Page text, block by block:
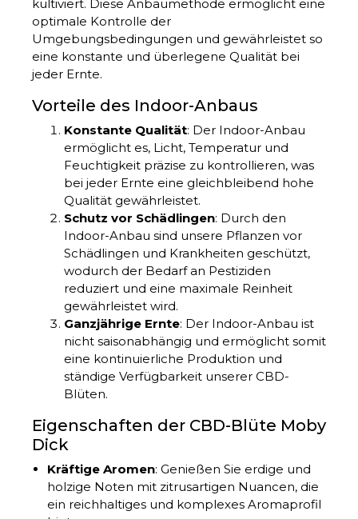
kultiviert. Diese Anbaumethode ermöglicht eine
optimale Kontrolle der
Umgebungsbedingungen und gewährleistet so
eine konstante und überlegene Qualität bei
jeder Ernte.
Vorteile des Indoor-Anbaus
Konstante Qualität: Der Indoor-Anbau
ermöglicht es, Licht, Temperatur und
Feuchtigkeit präzise zu kontrollieren, was
bei jeder Ernte eine gleichbleibend hohe
Qualität gewährleistet.
Schutz vor Schädlingen: Durch den
Indoor-Anbau sind unsere Pflanzen vor
Schädlingen und Krankheiten geschützt,
wodurch der Bedarf an Pestiziden
reduziert und eine maximale Reinheit
gewährleistet wird.
Ganzjährige Ernte: Der Indoor-Anbau ist
nicht saisonabhängig und ermöglicht somit
eine kontinuierliche Produktion und
ständige Verfügbarkeit unserer CBD-
Blüten.
Eigenschaften der CBD-Blüte Moby
Dick
Kräftige Aromen: Genießen Sie erdige und
holzige Noten mit zitrusartigen Nuancen, die
ein reichhaltiges und komplexes Aromaprofil